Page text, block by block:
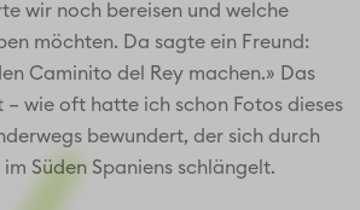
wir noch bereisen und welche
möchten. Da sagte ein Freund:
Caminito del Rey machen.» Das
wie oft hatte ich schon Fotos dieses
bewundert, der sich durch
Süden Spaniens schlängelt.